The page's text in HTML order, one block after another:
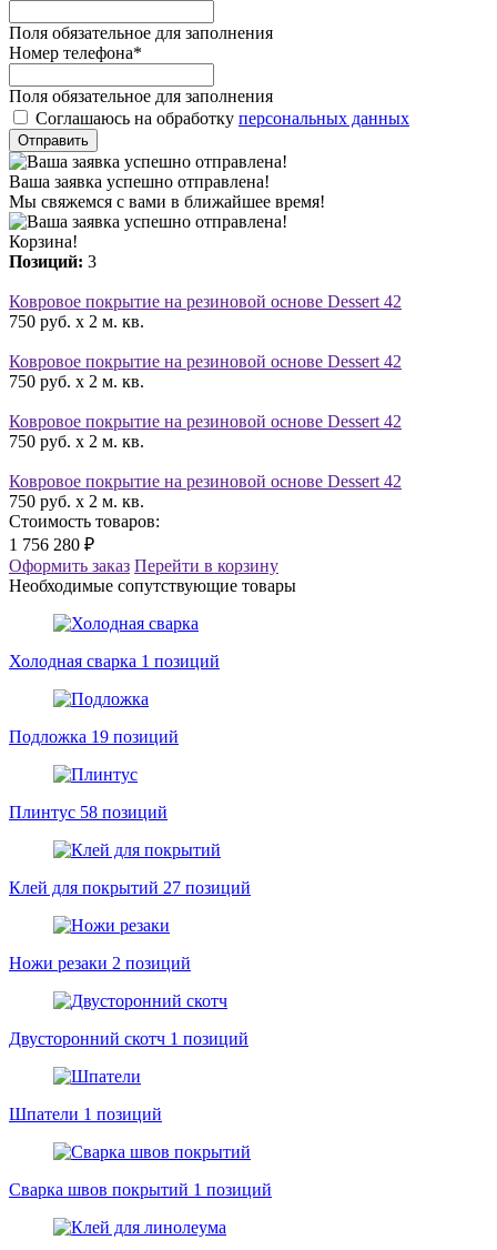
Поля обязательное для заполнения
Номер телефона*
Поля обязательное для заполнения
Соглашаюсь на обработку персональных данных
Отправить
Ваша заявка успешно отправлена!
Мы свяжемся с вами в ближайшее время!
Корзина!
Позиций: 3
Ковровое покрытие на резиновой основе Dessert 42
750 руб. x 2 м. кв.
Ковровое покрытие на резиновой основе Dessert 42
750 руб. x 2 м. кв.
Ковровое покрытие на резиновой основе Dessert 42
750 руб. x 2 м. кв.
Ковровое покрытие на резиновой основе Dessert 42
750 руб. x 2 м. кв.
Стоимость товаров:
1 756 280 ₽
Оформить заказ Перейти в корзину
Необходимые сопутствующие товары
Холодная сварка 1 позиций
Подложка 19 позиций
Плинтус 58 позиций
Клей для покрытий 27 позиций
Ножи резаки 2 позиций
Двусторонний скотч 1 позиций
Шпатели 1 позиций
Сварка швов покрытий 1 позиций